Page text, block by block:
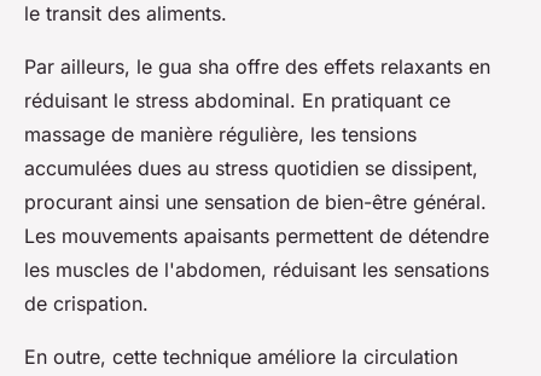
le transit des aliments.
Par ailleurs, le gua sha offre des effets relaxants en
réduisant le stress abdominal. En pratiquant ce
massage de manière régulière, les tensions
accumulées dues au stress quotidien se dissipent,
procurant ainsi une sensation de bien-être général.
Les mouvements apaisants permettent de détendre
les muscles de l'abdomen, réduisant les sensations
de crispation.
En outre, cette technique améliore la circulation